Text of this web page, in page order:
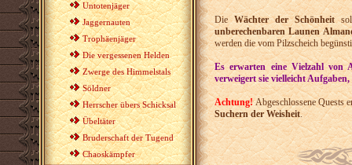
Untotenjäger
Jaggernauten
Trophäenjäger
Die vergessenen Helden
Zwerge des Himmelstals
Söldner
Herrscher übers Schicksal
Übeltäter
Bruderschaft der Tugend
Chaoskämpfer
DieWächter der Schönheit
unberechenbaren Launen
werden die vom Pilzscheich
Es erwarten eine Vielzahl von
verweigert sie vielleicht
Achtung!Abgeschlossene Quests
Suchern der Weisheit.